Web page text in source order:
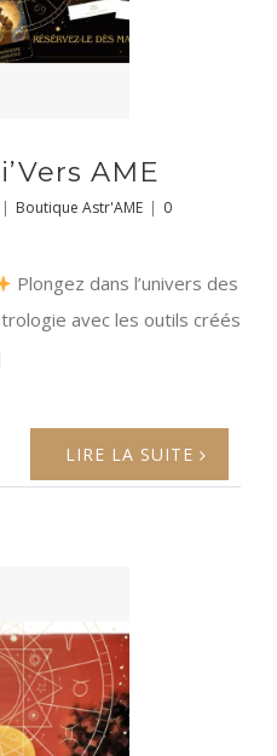
AME
| Boutique Astr'AME | 0
Plongez dans l’univers des
avec les outils créés
LIRE LA SUITE
Le langage de
microastrologie